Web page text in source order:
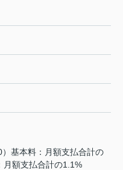
）基本料：月額支払合計の
月額支払合計の1.1%